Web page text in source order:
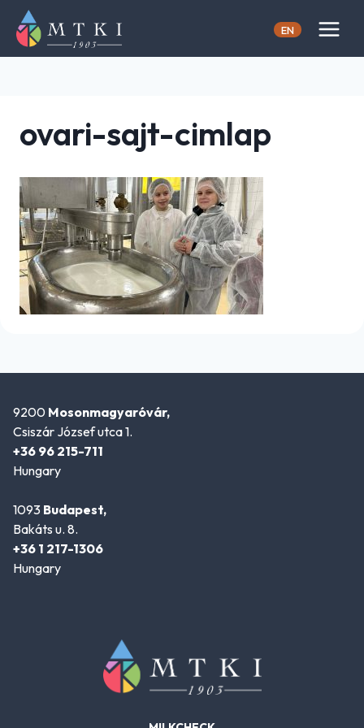
content
EN
ovari-sajt-cimlap
9200 Mosonmagyaróvár,
Csiszár József utca 1.
+36 96 215-711
Hungary
1093 Budapest,
Bakáts u. 8.
+36 1 217-1306
Hungary